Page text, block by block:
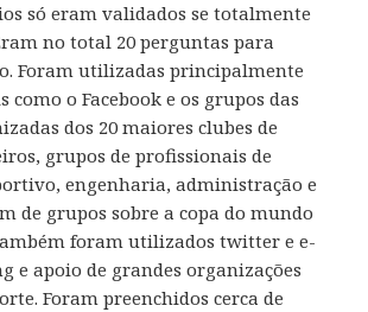
só eram validados se totalmente
no total 20 perguntas para
Foram utilizadas principalmente
como o Facebook e os grupos das
dos 20 maiores clubes de
grupos de profissionais de
engenharia, administração e
de grupos sobre a copa do mundo
foram utilizados twitter e e-
e apoio de grandes organizações
Foram preenchidos cerca de